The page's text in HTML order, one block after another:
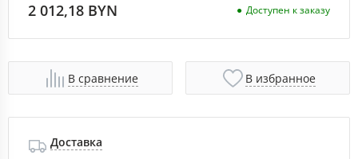
2 012,18 BYN Доступен к заказу
В сравнение В избранное
Доставка